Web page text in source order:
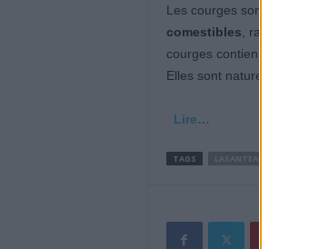
Les courges sont un
comestibles , rappelle
courges contiennent des
Elles sont naturellement
Lire…
TAGS